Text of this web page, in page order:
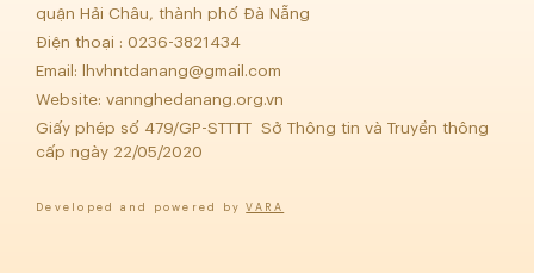
quận Hải Châu, thành phố Đà Nẵng
Điện thoại : 0236-3821434
Email:
lhvhntdanang@gmail.com
Website: vannghedanang.org.vn
Giấy phép số 479/GP-STTTT Sở Thông tin và Truyền thông
cấp ngày 22/05/2020
Developed and powered byVARA